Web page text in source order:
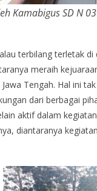
Kamabigus SD N
terbilang terletak
meraih
Tengah. Hal ini
dari berbagai
aktif dalam
diantaranya